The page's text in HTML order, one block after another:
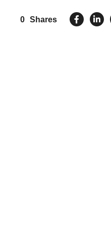
0 Shares